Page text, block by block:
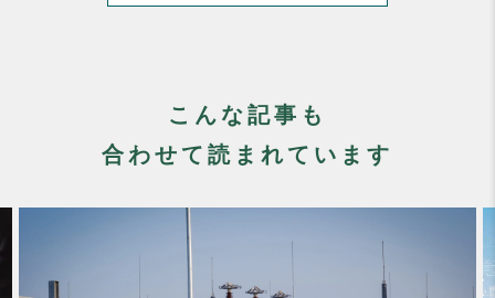
こんな記事も
合わせて読まれています